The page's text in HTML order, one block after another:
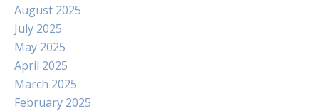
August 2025
July 2025
May 2025
April 2025
March 2025
February 2025